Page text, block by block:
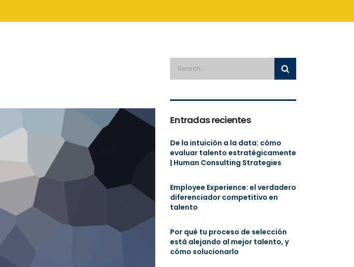
Entradas recientes
De la intuición a la data: cómo
evaluar talento estratégicamente
| Human Consulting Strategies
Employee Experience: el verdadero
diferenciador competitivo en
talento
Por qué tu proceso de selección
está alejando al mejor talento, y
cómo solucionarlo